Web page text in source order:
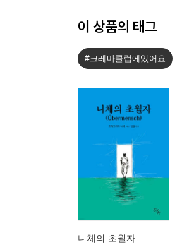
이 상품의 태그
#크레마클럽에있어요
니체의 초월자